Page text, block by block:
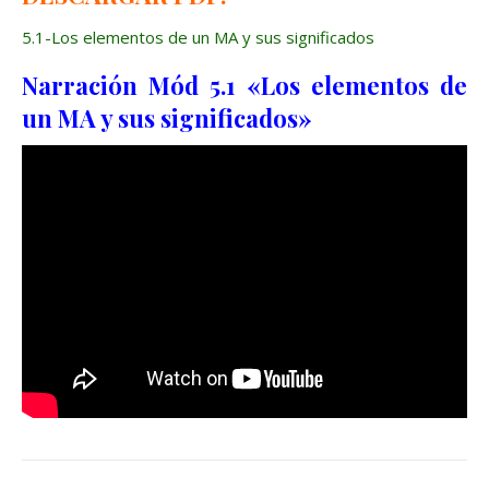
5.1-Los elementos de un MA y sus significados
Narración Mód 5.1 «Los elementos de
un MA y sus significados»